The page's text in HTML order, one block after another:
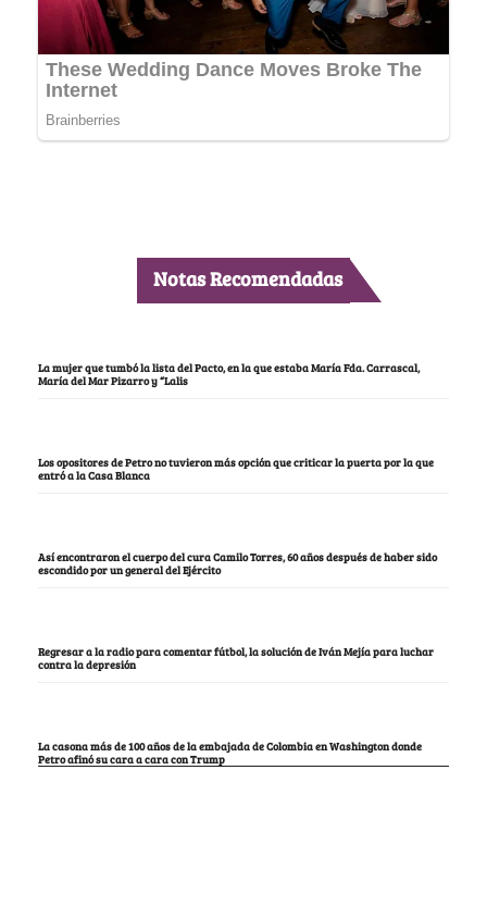
Notas Recomendadas
La mujer que tumbó la lista del Pacto, en la que estaba María Fda. Carrascal,
María del Mar Pizarro y “Lalis
Los opositores de Petro no tuvieron más opción que criticar la puerta por la que
entró a la Casa Blanca
Así encontraron el cuerpo del cura Camilo Torres, 60 años después de haber sido
escondido por un general del Ejército
Regresar a la radio para comentar fútbol, la solución de Iván Mejía para luchar
contra la depresión
La casona más de 100 años de la embajada de Colombia en Washington donde
Petro afinó su cara a cara con Trump